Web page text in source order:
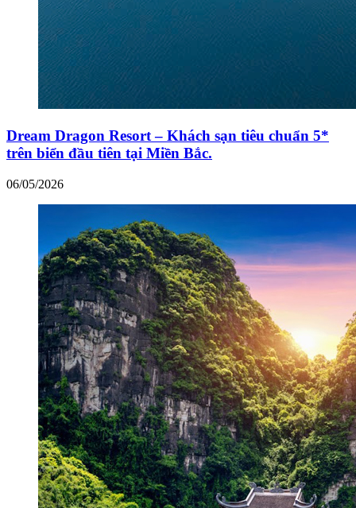
Dream Dragon Resort – Khách sạn tiêu chuẩn 5*
trên biển đầu tiên tại Miền Bắc.
06/05/2026